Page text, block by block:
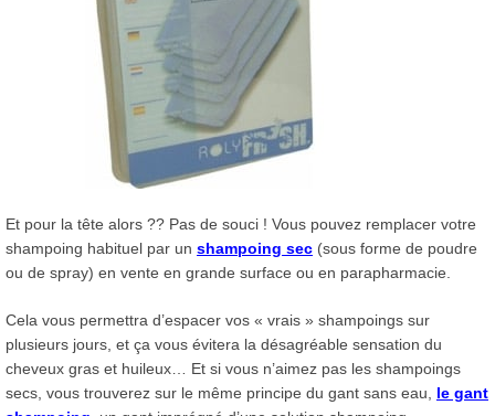
Et pour la tête alors ?? Pas de souci ! Vous pouvez remplacer votre
shampoing habituel par un shampoing sec (sous forme de poudre
ou de spray) en vente en grande surface ou en parapharmacie.
Cela vous permettra d’espacer vos « vrais » shampoings sur
plusieurs jours, et ça vous évitera la désagréable sensation du
cheveux gras et huileux… Et si vous n’aimez pas les shampoings
secs, vous trouverez sur le même principe du gant sans eau, le gant